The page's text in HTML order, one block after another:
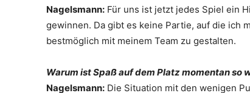
Nagelsmann: Für uns ist jetzt jedes Spiel ein
gewinnen. Da gibt es keine Partie, auf die ich
bestmöglich mit meinem Team zu gestalten.
Warum ist Spaß auf dem Platz momentan so
Nagelsmann: Die Situation mit den wenigen